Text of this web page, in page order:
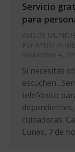
Servicio
para
AVISOS
Por
noviembre 4,
Si necesitas
escuchen..
telefónico
cuidadoras.
Lunes, 7 de